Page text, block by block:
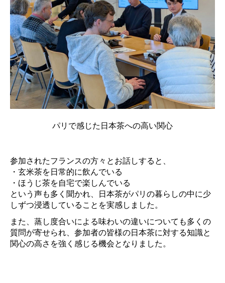
パリで感じた日本茶への高い関心
参加されたフランスの方々とお話しすると、
・玄米茶を日常的に飲んでいる
・ほうじ茶を自宅で楽しんでいる
という声も多く聞かれ、日本茶がパリの暮らしの中に少
しずつ浸透していることを実感しました。
また、蒸し度合いによる味わいの違いについても多くの
質問が寄せられ、参加者の皆様の日本茶に対する知識と
関心の高さを強く感じる機会となりました。